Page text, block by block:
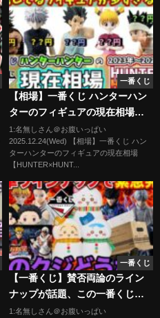
一番くじ
【相場】一番くじ ハンターハン
ターのフィギュアの現在相場
【HUNTER×HUNTER】
1:名無しさん＠お腹いっぱい
2025.12.24(Wed) 【相場】一番くじ ハン
ターハンターのフィギュアの現在相場
【HUNTER×HUNT...
一番くじ
【一番くじ】賛否両論のライン
ナップが話題、この一番くじあ
なたはどう思う？（NARUTO、
1:名無しさん＠お腹いっぱい